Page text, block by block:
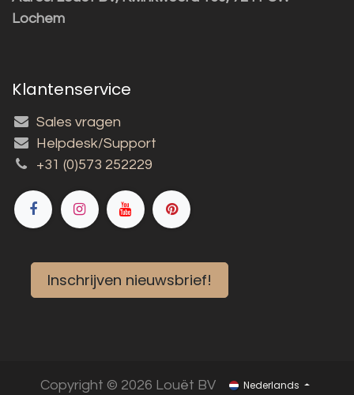
Lochem
Klantenservice
Sales vragen
Helpdesk/Support
+31 (0)573 252229
Inschrijven nieuwsbrief!
Copyright © 2026 Louët BV Nederlands